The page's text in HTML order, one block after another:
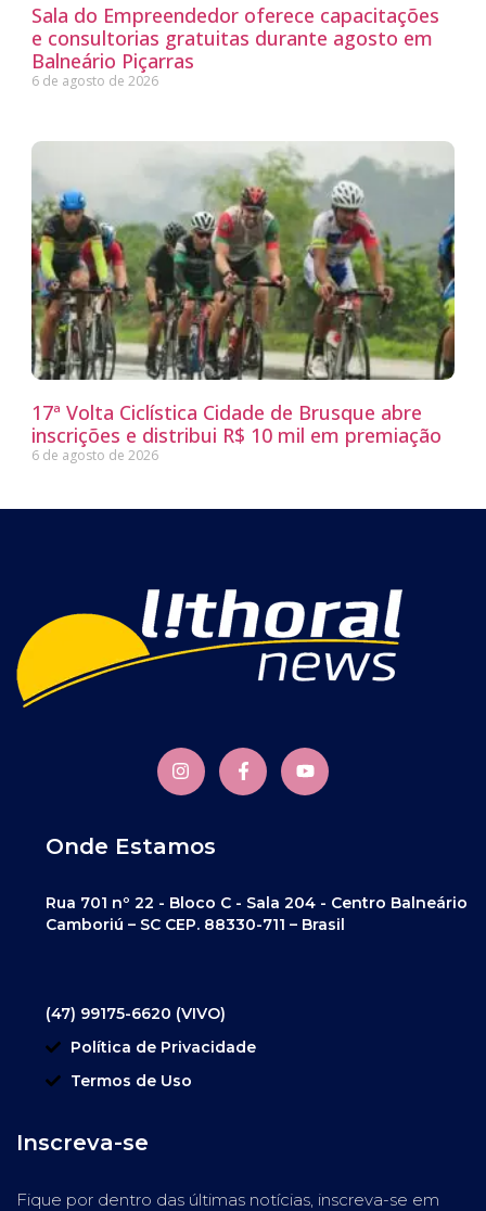
Sala do Empreendedor oferece capacitações
e consultorias gratuitas durante agosto em
Balneário Piçarras
6 de agosto de 2026
17ª Volta Ciclística Cidade de Brusque abre
inscrições e distribui R$ 10 mil em premiação
6 de agosto de 2026
Onde Estamos
Rua 701 nº 22 - Bloco C - Sala 204 - Centro Balneário
Camboriú – SC CEP. 88330-711 – Brasil
(47) 99175-6620 (VIVO)
Política de Privacidade
Termos de Uso
Inscreva-se
Fique por dentro das últimas notícias, inscreva-se em